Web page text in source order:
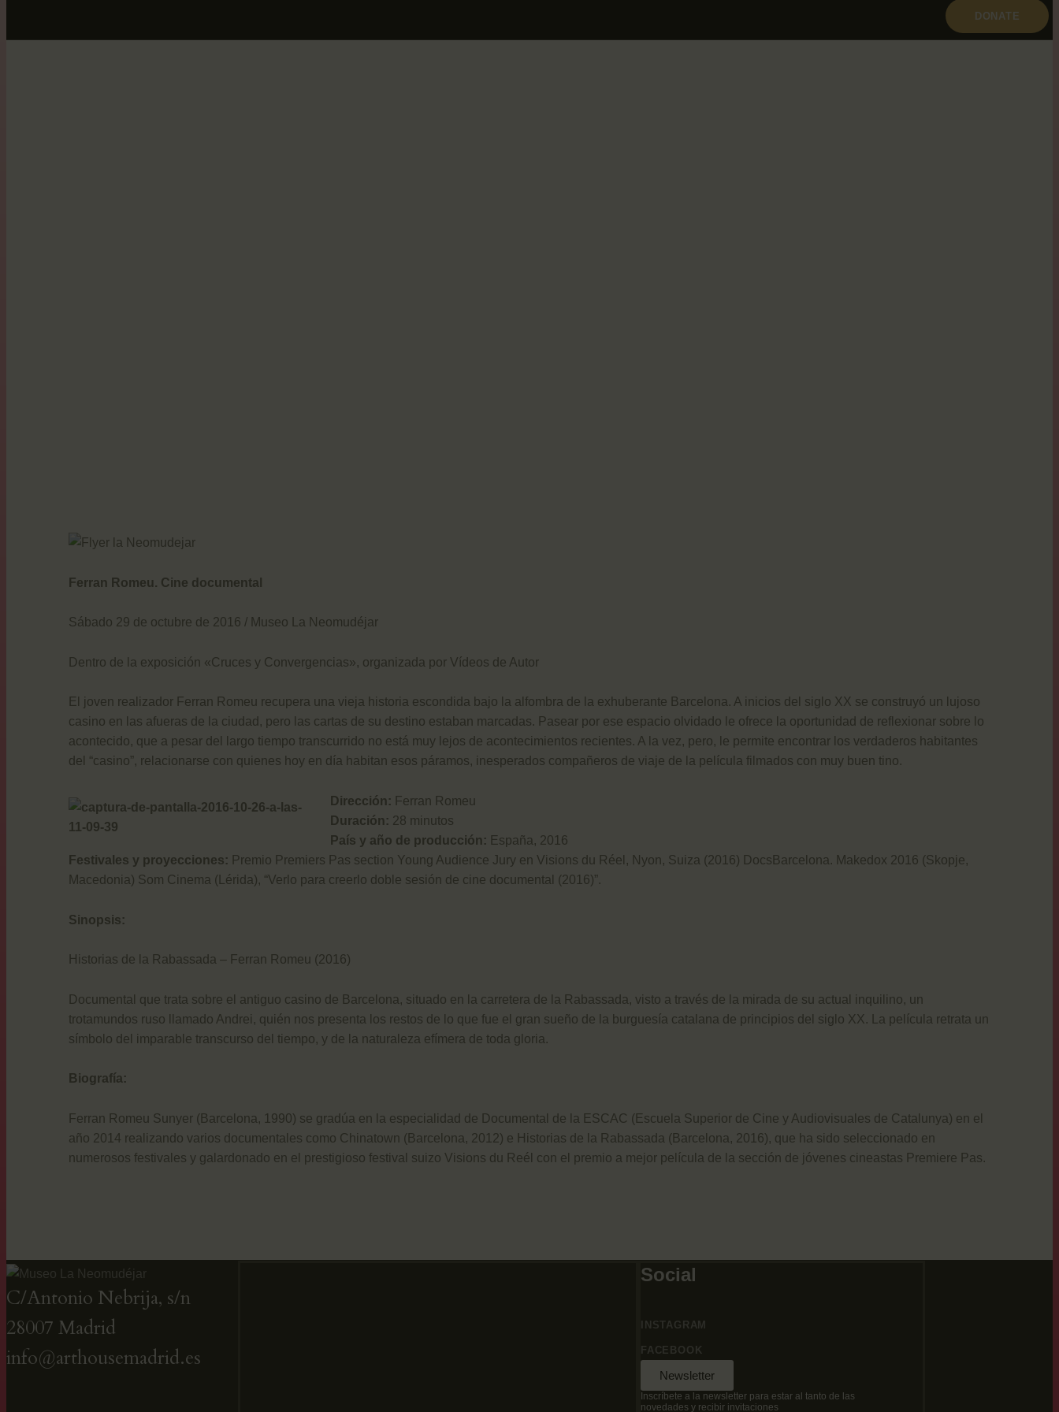
DONATE
Ferran Romeu. Cine documental
Sábado 29 de octubre de 2016 / Museo La Neomudéjar
Dentro de la exposición «Cruces y Convergencias», organizada por Vídeos de Autor
El joven realizador Ferran Romeu recupera una vieja historia escondida bajo la alfombra de la exhuberante Barcelona. A inicios del siglo XX se construyó un lujoso
casino en las afueras de la ciudad, pero las cartas de su destino estaban marcadas. Pasear por ese espacio olvidado le ofrece la oportunidad de reflexionar sobre lo
acontecido, que a pesar del largo tiempo transcurrido no está muy lejos de acontecimientos recientes. A la vez, pero, le permite encontrar los verdaderos habitantes
del “casino”, relacionarse con quienes hoy en día habitan esos páramos, inesperados compañeros de viaje de la película filmados con muy buen tino.
Dirección: Ferran Romeu
Duración: 28 minutos
País y año de producción: España, 2016
Festivales y proyecciones: Premio Premiers Pas section Young Audience Jury en Visions du Réel, Nyon, Suiza (2016) DocsBarcelona. Makedox 2016 (Skopje,
Macedonia) Som Cinema (Lérida), “Verlo para creerlo doble sesión de cine documental (2016)”.
Sinopsis:
Historias de la Rabassada – Ferran Romeu (2016)
Documental que trata sobre el antiguo casino de Barcelona, situado en la carretera de la Rabassada, visto a través de la mirada de su actual inquilino, un
trotamundos ruso llamado Andrei, quién nos presenta los restos de lo que fue el gran sueño de la burguesía catalana de principios del siglo XX.
La película retrata un
símbolo del imparable transcurso del tiempo, y de la naturaleza efímera de toda gloria.
Biografía:
Ferran Romeu Sunyer (Barcelona, 1990) se gradúa en la especialidad de Documental de la ESCAC (Escuela Superior de Cine y Audiovisuales de Catalunya) en el
año 2014 realizando varios documentales como Chinatown (Barcelona, 2012) e Historias de la Rabassada (Barcelona, 2016), que ha sido seleccionado en
numerosos festivales y galardonado en el prestigioso festival suizo Visions du Reél con el premio a mejor película de la sección de jóvenes cineastas Premiere Pas.
C/Antonio Nebrija, s/n
28007 Madrid
info@arthousemadrid.es
Social
INSTAGRAM
FACEBOOK
Newsletter
Inscríbete a la newsletter para estar al tanto de las
novedades y recibir invitaciones